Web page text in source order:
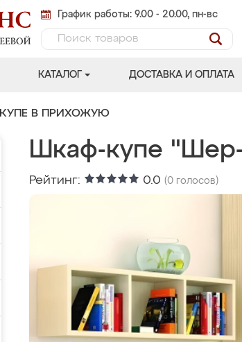
График работы: 9.00 - 20.00, пн-вс
КАТАЛОГ ДОСТАВКА И ОПЛАТА
В ПРИХОЖУЮ
Шкаф-купе
Рейтинг: 0.0 (0 голосов)